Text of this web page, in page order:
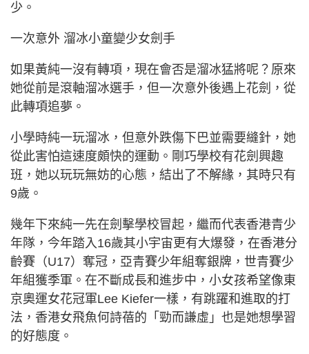
少。
一次意外 溜冰小童變少女劍手
如果黃純一沒有轉項，現在會否是溜冰猛將呢？原來
她從前是滾軸溜冰選手，但一次意外後遇上花劍，從
此轉項追夢。
小學時純一玩溜冰，但意外跌傷下巴並需要縫針，她
從此害怕這速度頗快的運動。剛巧學校有花劍興趣
班，她以玩玩無妨的心態，結出了不解緣，其時只有
9歲。
幾年下來純一先在劍擊學校冒起，繼而代表香港青少
年隊，今年踏入16歲其小宇宙更有大爆發，在香港分
齡賽（U17）奪冠，亞青賽少年組奪銀牌，世青賽少
年組獲季軍。在不斷成長和進步中，小女孩希望像東
京奧運女花冠軍Lee Kiefer一樣，有跳躍和進取的打
法，香港女飛魚何詩蓓的「勁而謙虛」也是她想學習
的好態度。